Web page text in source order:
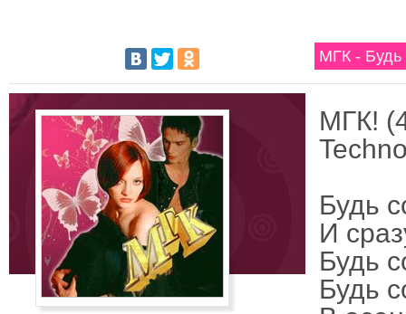
МГК - Будь
МГК!
Будь
И
Будь
Будь